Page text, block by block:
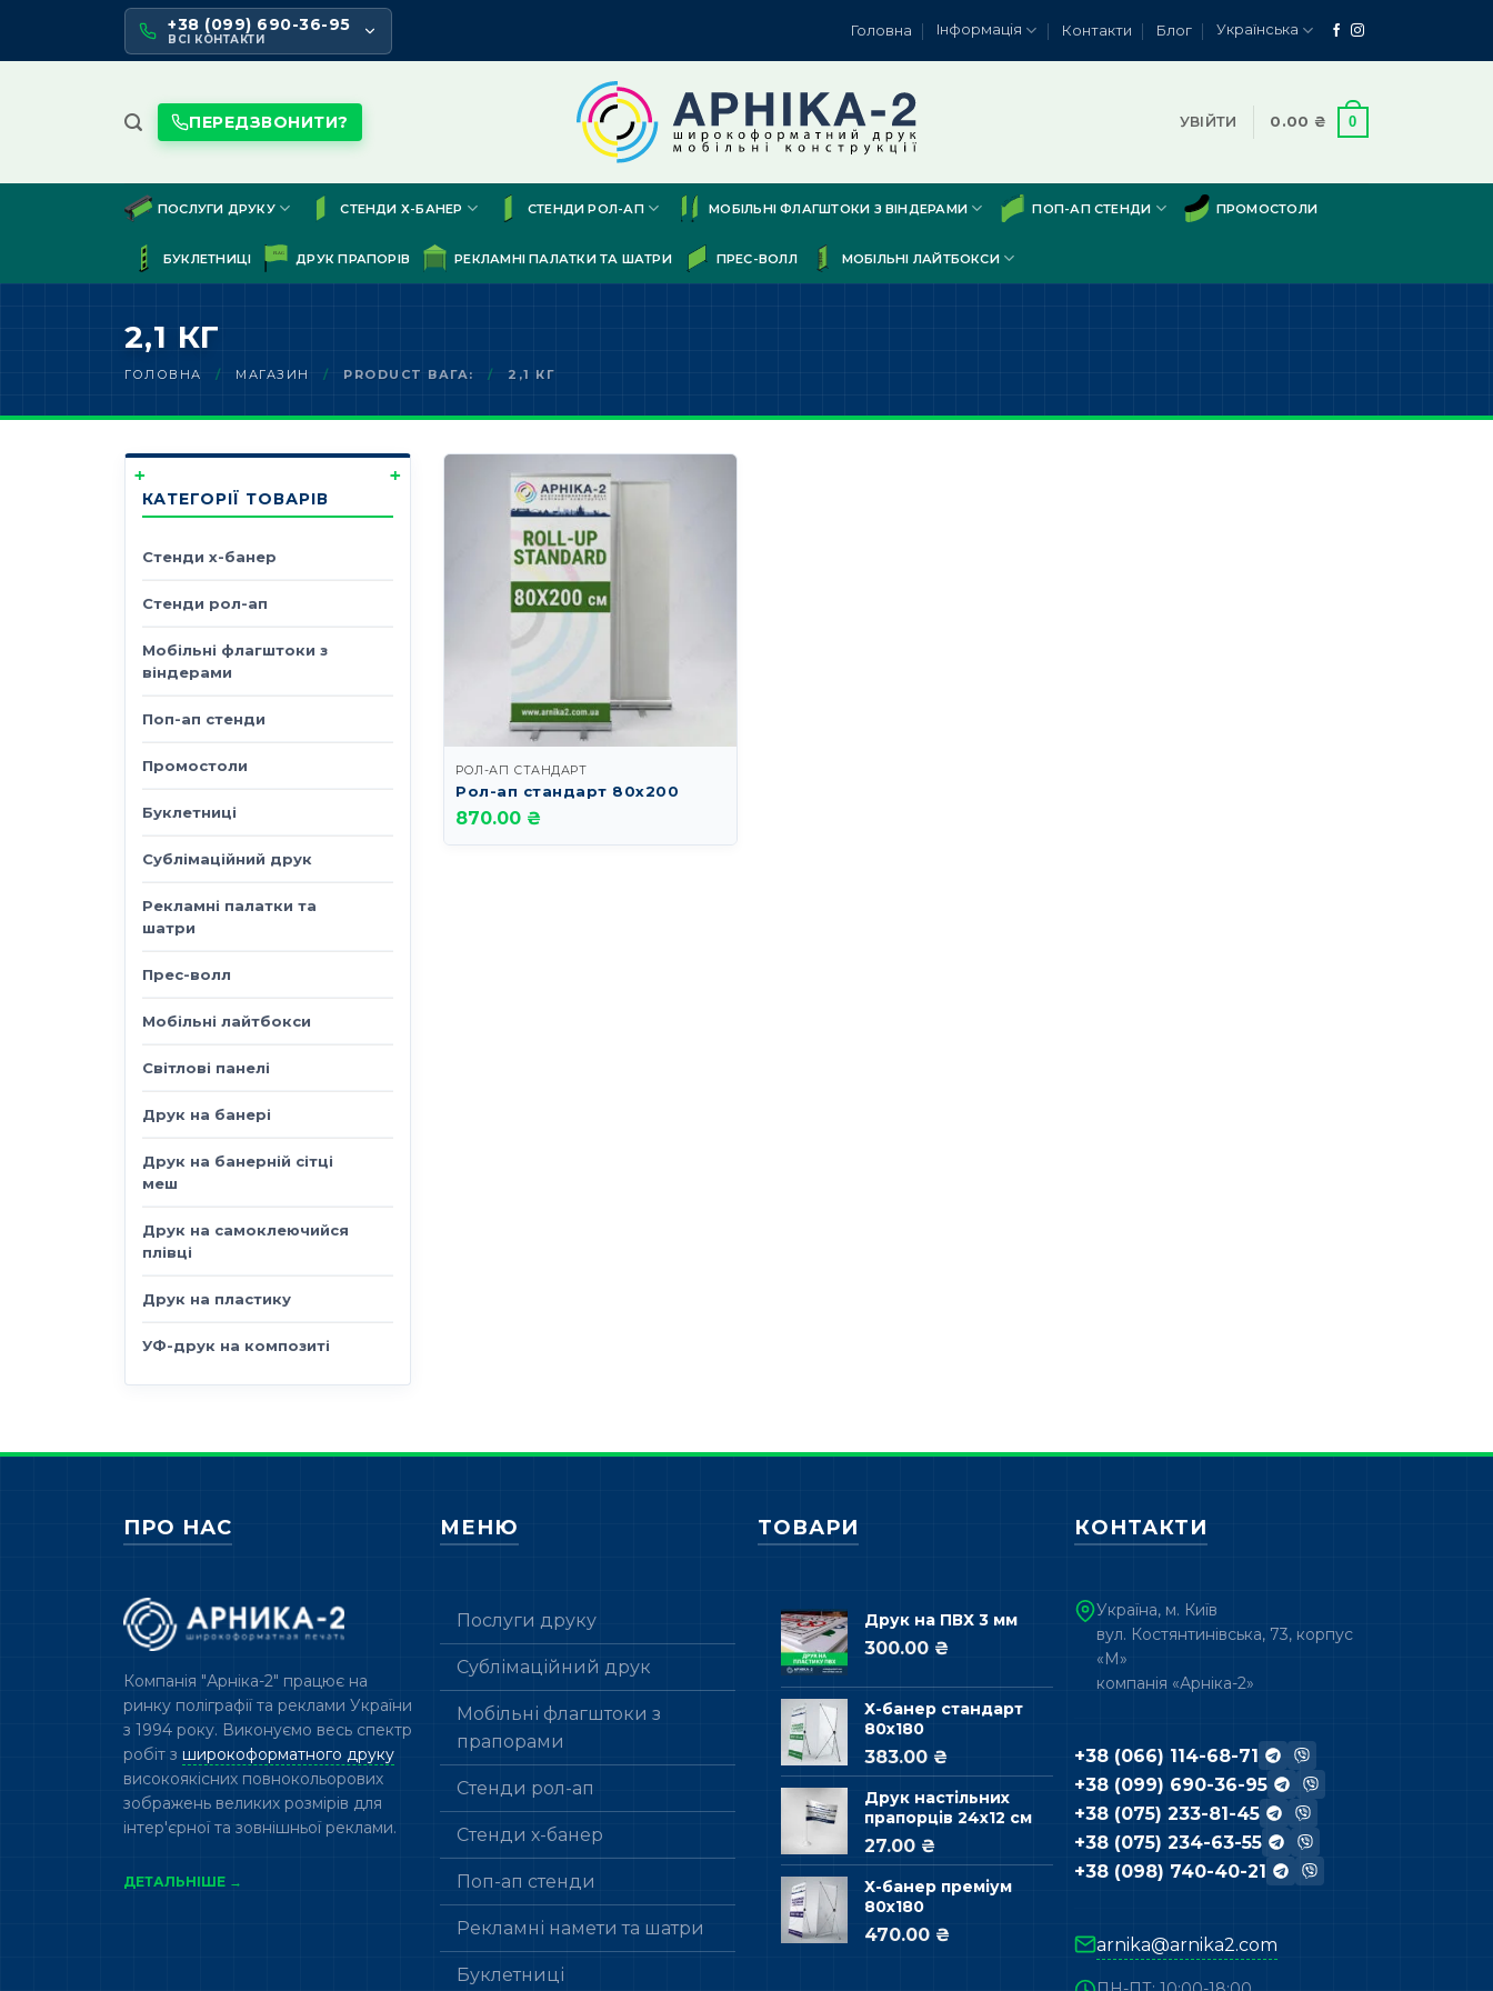
content
+38 (099) 690-36-95
ВСІ КОНТАКТИ
Головна Інформація Контакти Блог Українська
ПЕРЕДЗВОНИТИ? УВІЙТИ 0.00 ₴ 0
ПОСЛУГИ ДРУКУ СТЕНДИ Х-БАНЕР СТЕНДИ РОЛ-АП МОБІЛЬНІ ФЛАГШТОКИ З ВІНДЕРАМИ ПОП-АП СТЕНДИ ПРОМОСТОЛИ
БУКЛЕТНИЦІ ДРУК ПРАПОРІВ РЕКЛАМНІ ПАЛАТКИ ТА ШАТРИ ПРЕС-ВОЛЛ МОБІЛЬНІ ЛАЙТБОКСИ
2,1 КГ
ГОЛОВНА / МАГАЗИН / PRODUCT ВАГА: / 2,1 КГ
КАТЕГОРІЇ ТОВАРІВ
Стенди х-банер
Стенди рол-ап
Мобільні флагштоки з
віндерами
Поп-ап стенди
Промостоли
Буклетниці
Сублімаційний друк
Рекламні палатки та
шатри
Прес-волл
Мобільні лайтбокси
Світлові панелі
Друк на банері
Друк на банерній сітці
меш
Друк на самоклеючийся
плівці
Друк на пластику
УФ-друк на композиті
РОЛ-АП СТАНДАРТ
Рол-ап стандарт 80х200
870.00 ₴
ПРО НАС
Компанія "Арніка-2" працює на
ринку поліграфії та реклами України
з 1994 року. Виконуємо весь спектр
робіт з широкоформатного друку
високоякісних повнокольорових
зображень великих розмірів для
інтер'єрної та зовнішньої реклами.
ДЕТАЛЬНІШЕ →
МЕНЮ
Послуги друку
Сублімаційний друк
Мобільні флагштоки з
прапорами
Стенди рол-ап
Стенди х-банер
Поп-ап стенди
Рекламні намети та шатри
Буклетниці
ТОВАРИ
Друк на ПВХ 3 мм
300.00 ₴
Х-банер стандарт
80х180
383.00 ₴
Друк настільних
прапорців 24х12 см
27.00 ₴
Х-банер преміум
80х180
470.00 ₴
КОНТАКТИ
Україна, м. Київ
вул. Костянтинівська, 73, корпус
«М»
компанія «Арніка-2»
+38 (066) 114-68-71
+38 (099) 690-36-95
+38 (075) 233-81-45
+38 (075) 234-63-55
+38 (098) 740-40-21
arnika@arnika2.com